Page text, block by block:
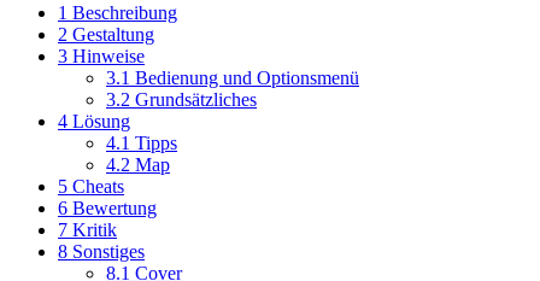
1 Beschreibung
2 Gestaltung
3 Hinweise
3.1 Bedienung und Optionsmenü
3.2 Grundsätzliches
4 Lösung
4.1 Tipps
4.2 Map
5 Cheats
6 Bewertung
7 Kritik
8 Sonstiges
8.1 Cover